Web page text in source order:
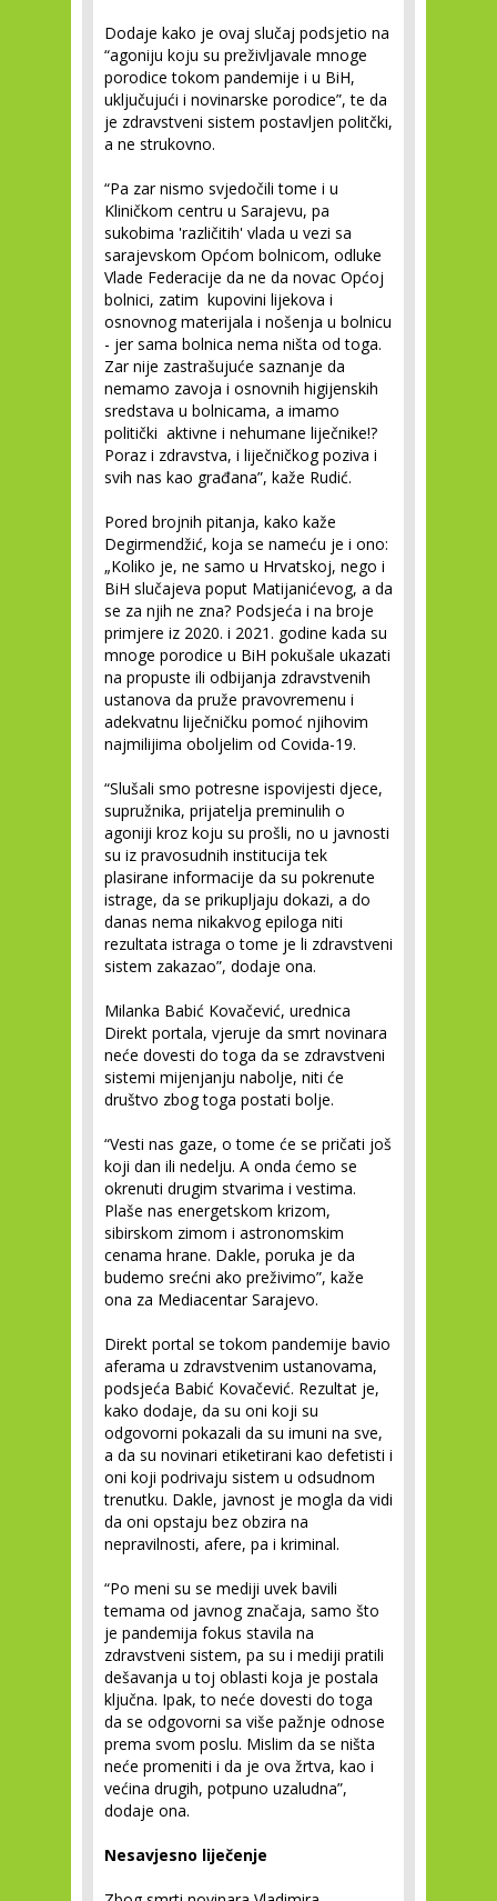
Dodaje kako je ovaj slučaj podsjetio na
“agoniju koju su preživljavale mnoge
porodice tokom pandemije i u BiH,
uključujući i novinarske porodice”, te da
je zdravstveni sistem postavljen politčki,
a ne strukovno.
“Pa zar nismo svjedočili tome i u
Kliničkom centru u Sarajevu, pa
sukobima 'različitih' vlada u vezi sa
sarajevskom Općom bolnicom, odluke
Vlade Federacije da ne da novac Općoj
bolnici, zatim kupovini lijekova i
osnovnog materijala i nošenja u bolnicu
- jer sama bolnica nema ništa od toga.
Zar nije zastrašujuće saznanje da
nemamo zavoja i osnovnih higijenskih
sredstava u bolnicama, a imamo
politički aktivne i nehumane liječnike!?
Poraz i zdravstva, i liječničkog poziva i
svih nas kao građana”, kaže Rudić.
Pored brojnih pitanja, kako kaže
Degirmendžić, koja se nameću je i ono:
„Koliko je, ne samo u Hrvatskoj, nego i
BiH slučajeva poput Matijanićevog, a da
se za njih ne zna? Podsjeća i na broje
primjere iz 2020. i 2021. godine kada su
mnoge porodice u BiH pokušale ukazati
na propuste ili odbijanja zdravstvenih
ustanova da pruže pravovremenu i
adekvatnu liječničku pomoć njihovim
najmilijima oboljelim od Covida-19.
“Slušali smo potresne ispovijesti djece,
supružnika, prijatelja preminulih o
agoniji kroz koju su prošli, no u javnosti
su iz pravosudnih institucija tek
plasirane informacije da su pokrenute
istrage, da se prikupljaju dokazi, a do
danas nema nikakvog epiloga niti
rezultata istraga o tome je li zdravstveni
sistem zakazao”, dodaje ona.
Milanka Babić Kovačević, urednica
Direkt portala, vjeruje da smrt novinara
neće dovesti do toga da se zdravstveni
sistemi mijenjanju nabolje, niti će
društvo zbog toga postati bolje.
“Vesti nas gaze, o tome će se pričati još
koji dan ili nedelju. A onda ćemo se
okrenuti drugim stvarima i vestima.
Plaše nas energetskom krizom,
sibirskom zimom i astronomskim
cenama hrane. Dakle, poruka je da
budemo srećni ako preživimo”, kaže
ona za Mediacentar Sarajevo.
Direkt portal se tokom pandemije bavio
aferama u zdravstvenim ustanovama,
podsjeća Babić Kovačević. Rezultat je,
kako dodaje, da su oni koji su
odgovorni pokazali da su imuni na sve,
a da su novinari etiketirani kao defetisti i
oni koji podrivaju sistem u odsudnom
trenutku. Dakle, javnost je mogla da vidi
da oni opstaju bez obzira na
nepravilnosti, afere, pa i kriminal.
“Po meni su se mediji uvek bavili
temama od javnog značaja, samo što
je pandemija fokus stavila na
zdravstveni sistem, pa su i mediji pratili
dešavanja u toj oblasti koja je postala
ključna. Ipak, to neće dovesti do toga
da se odgovorni sa više pažnje odnose
prema svom poslu. Mislim da se ništa
neće promeniti i da je ova žrtva, kao i
većina drugih, potpuno uzaludna”,
dodaje ona.
Nesavjesno liječenje